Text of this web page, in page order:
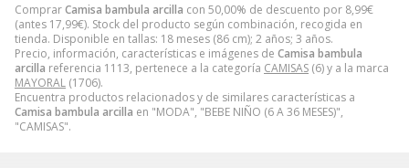
ComprarCamisa bambula arcilla con 50,00% de descuento por 8,99€
(antes 17,99€). Stock del producto según combinación, recogida en
tienda. Disponible en tallas: 18 meses (86 cm); 2 años; 3 años.
Precio, información, características e imágenes de Camisa bambula
arcilla referencia 1113, pertenece a la categoría CAMISAS (6) y a la marca
MAYORAL (1706).
Encuentra productos relacionados y de similares características a
Camisa bambula arcilla en "MODA", "BEBE NIÑO (6 A 36 MESES)",
"CAMISAS".